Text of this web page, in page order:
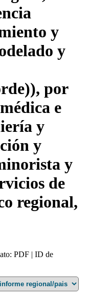
y
y
por
e
y
y
y
de
regional,
PDF | ID de